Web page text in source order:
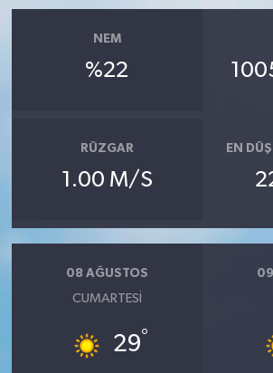
NEM
%22
RÜZGAR
1.00 M/S
EN
08 AĞUSTOS
CUMARTESI
29°